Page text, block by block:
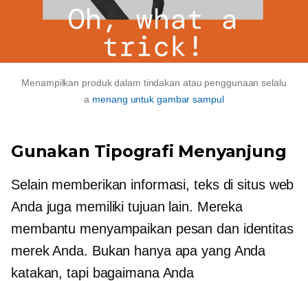
Menampilkan produk dalam tindakan atau penggunaan selalu
a menang untuk gambar sampul
Gunakan Tipografi Menyanjung
Selain memberikan informasi, teks di situs web
Anda juga memiliki tujuan lain. Mereka
membantu menyampaikan pesan dan identitas
merek Anda. Bukan hanya apa yang Anda
katakan, tapi bagaimana Anda